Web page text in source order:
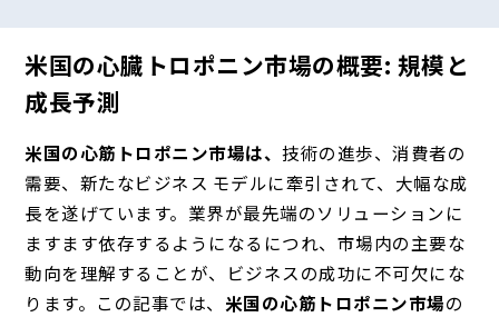
米国の心臓トロポニン市場の概要: 規模と
成長予測
米国の心筋トロポニン市場は、技術の進歩、消費者の
需要、新たなビジネス モデルに牽引されて、大幅な成
長を遂げています。業界が最先端のソリューションに
ますます依存するようになるにつれ、市場内の主要な
動向を理解することが、ビジネスの成功に不可欠にな
ります。この記事では、 米国の心筋トロポニン市場の